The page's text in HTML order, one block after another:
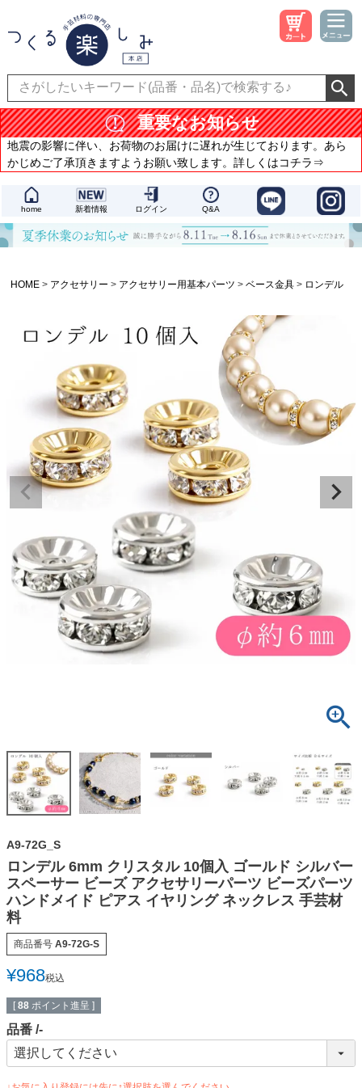
重要なお知らせ
地震の影響に伴い、お荷物のお届けに遅れが生じております。あら
かじめご了承頂きますようお願い致します。詳しくはコチラ⇒
home 新着情報 ログイン Q&A
HOME アクセサリー アクセサリー用基本パーツ ベース金具 ロンデル
A9-72G_S
ロンデル 6mm クリスタル 10個入 ゴールド シルバー
スペーサー ビーズ アクセサリーパーツ ビーズパーツ
ハンドメイド ピアス イヤリング ネックレス 手芸材
料
商品番号 A9-72G-S
¥968税込
[ 88 ポイント進呈 ]
品番 -